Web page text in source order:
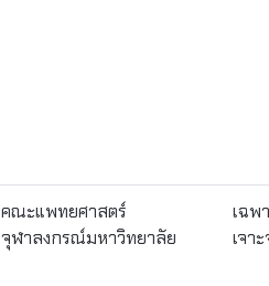
คณะแพทยศาสตร์
จุฬาลงกรณ์มหาวิทยาลัย
เฉพ
เจา